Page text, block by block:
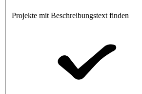
Projekte mit Beschreibungstext finden